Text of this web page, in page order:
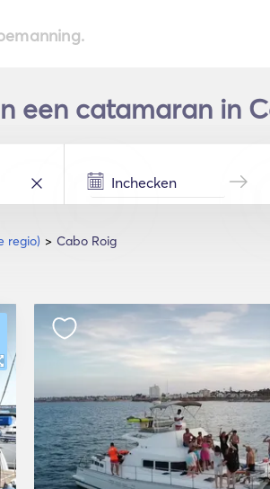
een catamaran in
regio) Cabo Roig